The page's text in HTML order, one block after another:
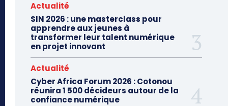
Actualité
SIN 2026 : une masterclass pour
apprendre aux jeunes à
transformer leur talent numérique
en projet innovant
Actualité
Cyber Africa Forum 2026 : Cotonou
réunira 1 500 décideurs autour de la
confiance numérique